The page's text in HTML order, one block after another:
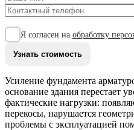
Я согласен на обработку
Усиление фундамента
основание здания перестает
фактические нагрузки:
перекосы, нарушается
проблемы с эксплуатацией